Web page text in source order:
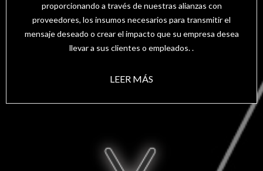
proporcionando a través de nuestras alianzas con
proveedores, los insumos necesarios para transmitir el
mensaje deseado o crear el impacto que su empresa desea
llevar a sus clientes o empleados. .
LEER MÁS